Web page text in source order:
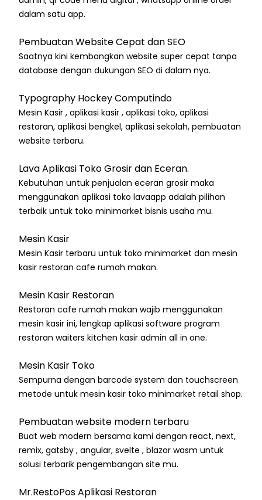
dalam satu app.
Pembuatan Website Cepat dan SEO
Saatnya kini kembangkan website super cepat tanpa
database dengan dukungan SEO di dalam nya.
Typography Hockey Computindo
Mesin Kasir , aplikasi kasir , aplikasi toko, aplikasi
restoran, aplikasi bengkel, aplikasi sekolah, pembuatan
website terbaru.
Lava Aplikasi Toko Grosir dan Eceran.
Kebutuhan untuk penjualan eceran grosir maka
menggunakan aplikasi toko lavaapp adalah pilihan
terbaik untuk toko minimarket bisnis usaha mu.
Mesin Kasir
Mesin Kasir terbaru untuk toko minimarket dan mesin
kasir restoran cafe rumah makan.
Mesin Kasir Restoran
Restoran cafe rumah makan wajib menggunakan
mesin kasir ini, lengkap aplikasi software program
restoran waiters kitchen kasir admin all in one.
Mesin Kasir Toko
Sempurna dengan barcode system dan touchscreen
metode untuk mesin kasir toko minimarket retail shop.
Pembuatan website modern terbaru
Buat web modern bersama kami dengan react, next,
remix, gatsby , angular, svelte , blazor wasm untuk
solusi terbarik pengembangan site mu.
Mr.RestoPos Aplikasi Restoran